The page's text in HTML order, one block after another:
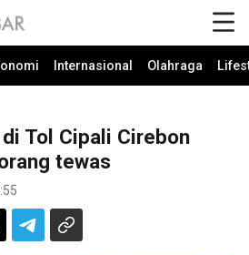
Internasional Olahraga
Tol Cipali Cirebon
tewas